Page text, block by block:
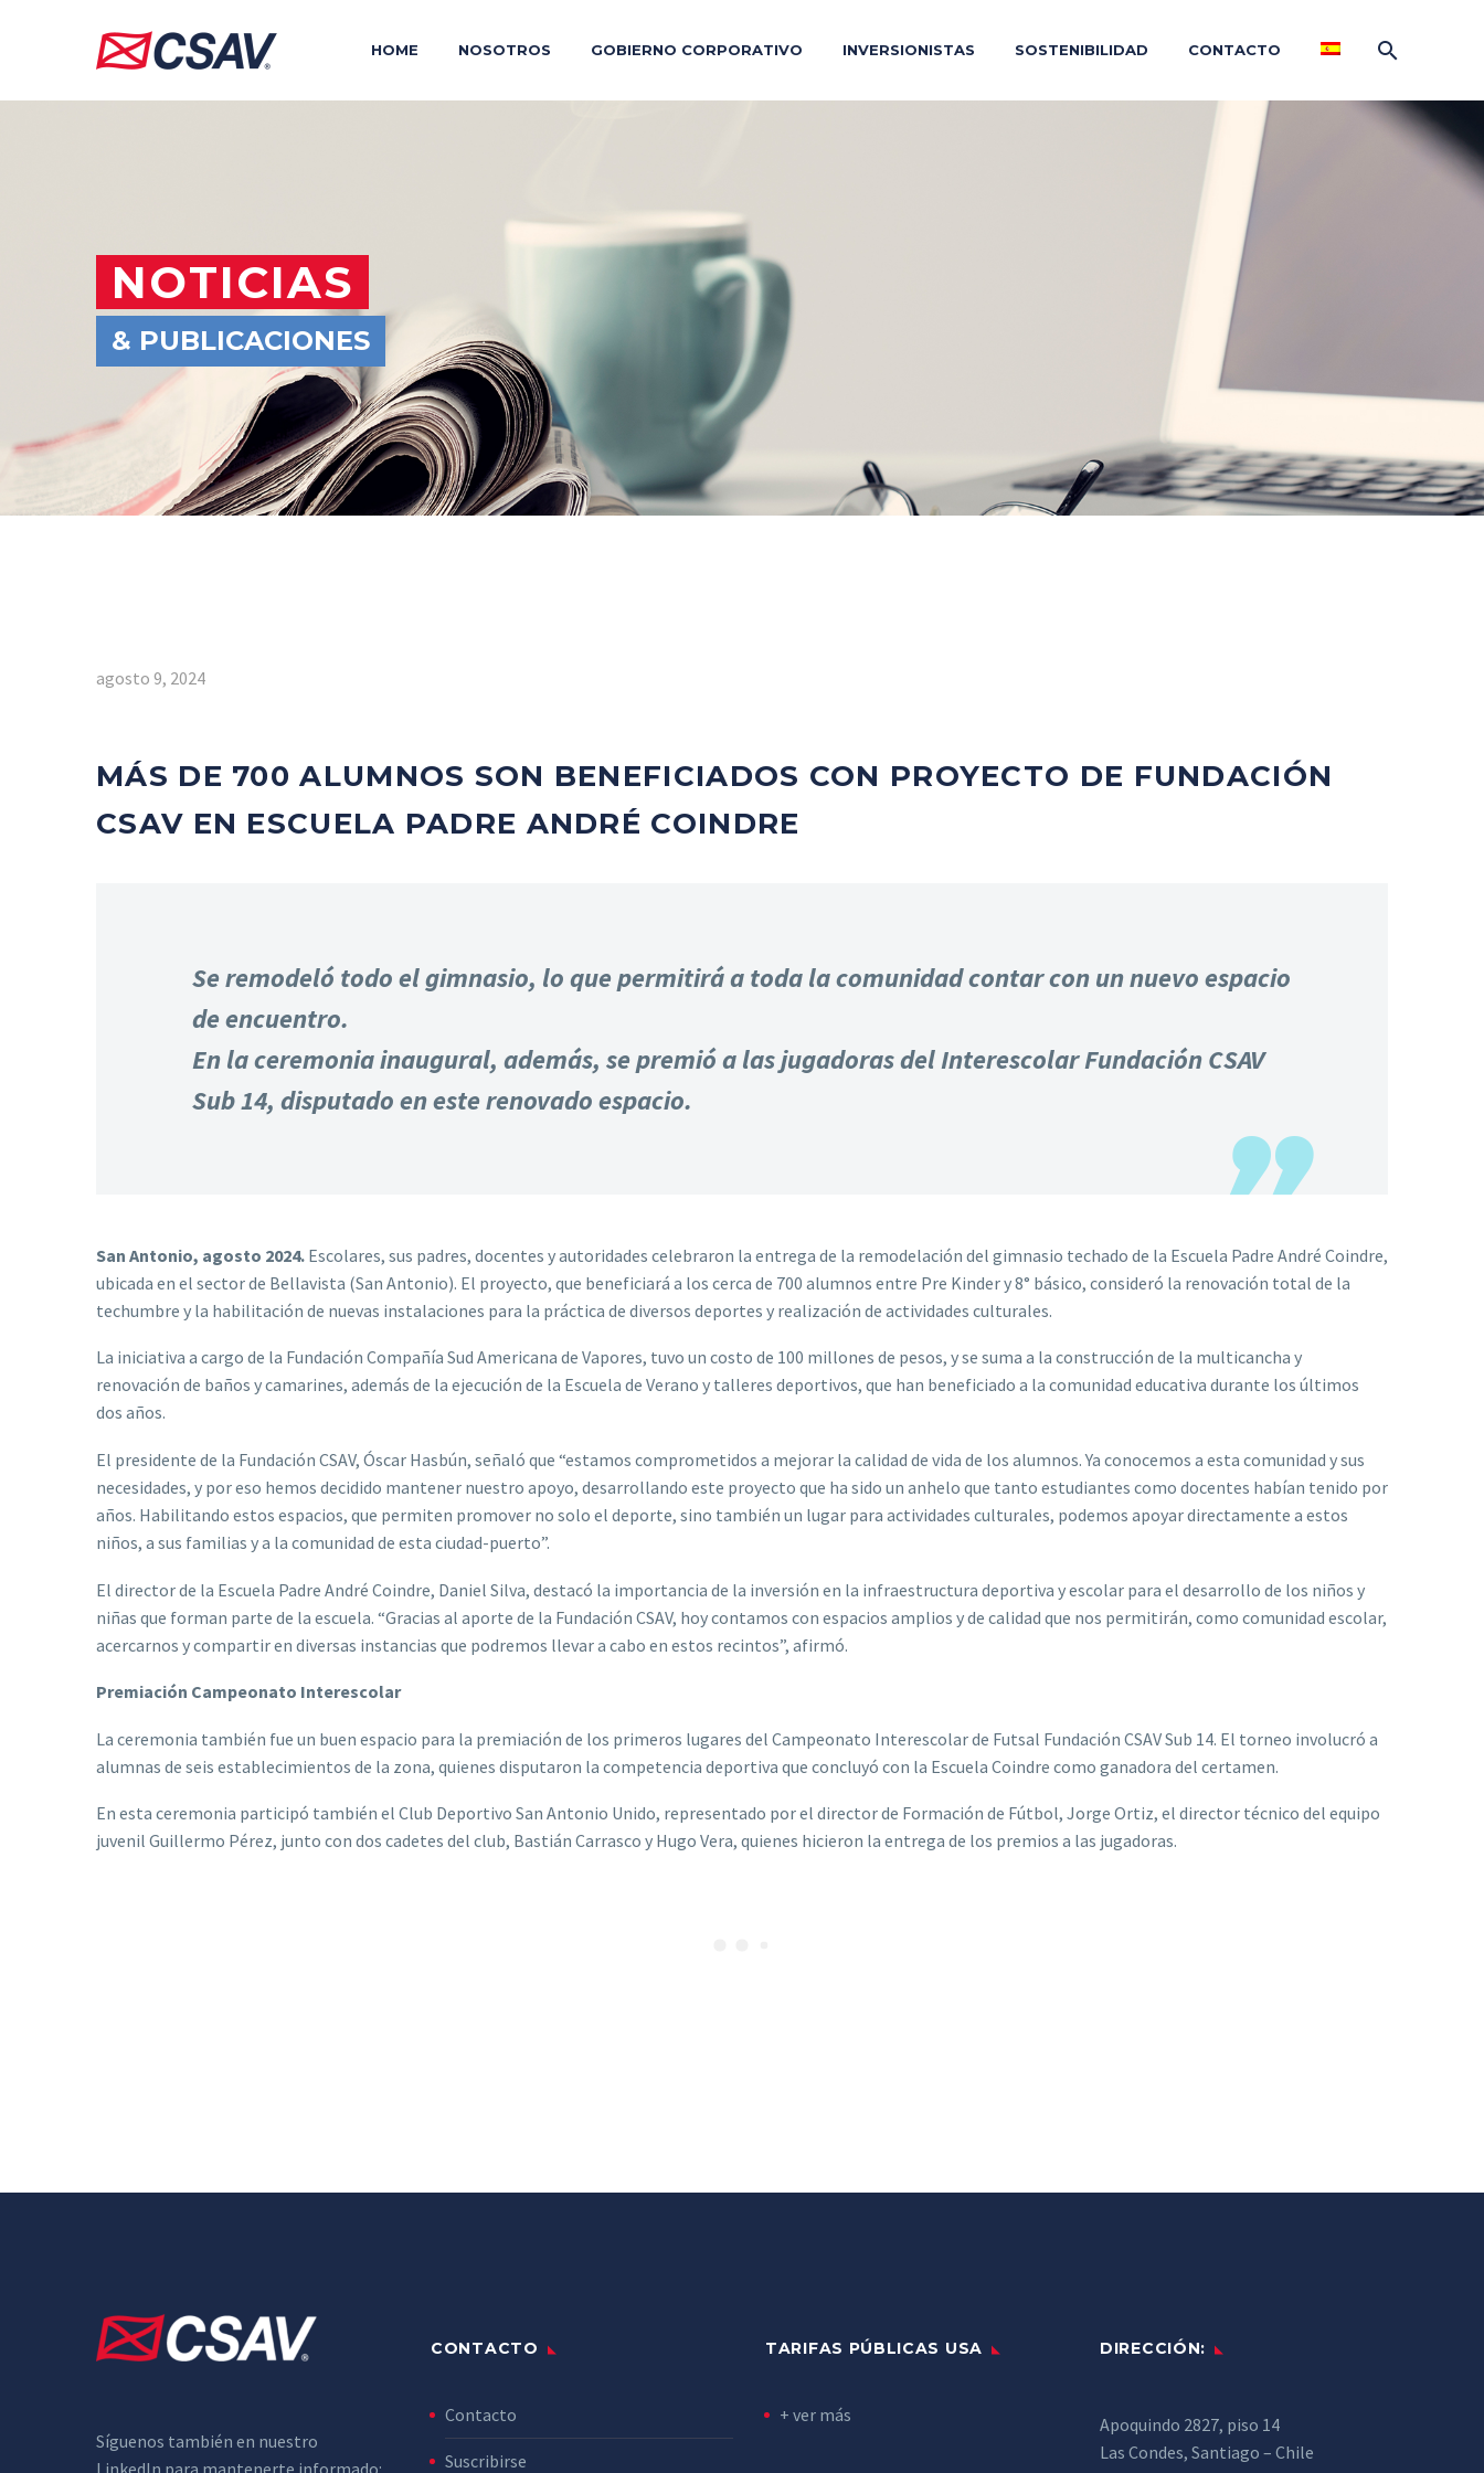
HOME NOSOTROS GOBIERNO CORPORATIVO INVERSIONISTAS SOSTENIBILIDAD CONTACTO
NOTICIAS
& PUBLICACIONES
agosto 9, 2024
MÁS DE 700 ALUMNOS SON BENEFICIADOS CON PROYECTO DE FUNDACIÓN
CSAV EN ESCUELA PADRE ANDRÉ COINDRE
Se remodeló todo el gimnasio, lo que permitirá a toda la comunidad contar con un nuevo espacio
de encuentro.
En la ceremonia inaugural, además, se premió a las jugadoras del Interescolar Fundación CSAV
Sub 14, disputado en este renovado espacio.
San Antonio, agosto 2024. Escolares, sus padres, docentes y autoridades celebraron la entrega de la remodelación del gimnasio techado de la Escuela Padre André Coindre,
ubicada en el sector de Bellavista (San Antonio). El proyecto, que beneficiará a los cerca de 700 alumnos entre Pre Kinder y 8° básico, consideró la renovación total de la
techumbre y la habilitación de nuevas instalaciones para la práctica de diversos deportes y realización de actividades culturales.
La iniciativa a cargo de la Fundación Compañía Sud Americana de Vapores, tuvo un costo de 100 millones de pesos, y se suma a la construcción de la multicancha y
renovación de baños y camarines, además de la ejecución de la Escuela de Verano y talleres deportivos, que han beneficiado a la comunidad educativa durante los últimos
dos años.
El presidente de la Fundación CSAV, Óscar Hasbún, señaló que “estamos comprometidos a mejorar la calidad de vida de los alumnos. Ya conocemos a esta comunidad y sus
necesidades, y por eso hemos decidido mantener nuestro apoyo, desarrollando este proyecto que ha sido un anhelo que tanto estudiantes como docentes habían tenido por
años. Habilitando estos espacios, que permiten promover no solo el deporte, sino también un lugar para actividades culturales, podemos apoyar directamente a estos
niños, a sus familias y a la comunidad de esta ciudad-puerto”.
El director de la Escuela Padre André Coindre, Daniel Silva, destacó la importancia de la inversión en la infraestructura deportiva y escolar para el desarrollo de los niños y
niñas que forman parte de la escuela. “Gracias al aporte de la Fundación CSAV, hoy contamos con espacios amplios y de calidad que nos permitirán, como comunidad escolar,
acercarnos y compartir en diversas instancias que podremos llevar a cabo en estos recintos”, afirmó.
Premiación Campeonato Interescolar
La ceremonia también fue un buen espacio para la premiación de los primeros lugares del Campeonato Interescolar de Futsal Fundación CSAV Sub 14. El torneo involucró a
alumnas de seis establecimientos de la zona, quienes disputaron la competencia deportiva que concluyó con la Escuela Coindre como ganadora del certamen.
En esta ceremonia participó también el Club Deportivo San Antonio Unido, representado por el director de Formación de Fútbol, Jorge Ortiz, el director técnico del equipo
juvenil Guillermo Pérez, junto con dos cadetes del club, Bastián Carrasco y Hugo Vera, quienes hicieron la entrega de los premios a las jugadoras.
Síguenos también en nuestro
LinkedIn para mantenerte informado:
CONTACTO
Contacto
Suscribirse
TARIFAS PÚBLICAS USA
+ ver más
DIRECCIÓN:
Apoquindo 2827, piso 14
Las Condes, Santiago – Chile